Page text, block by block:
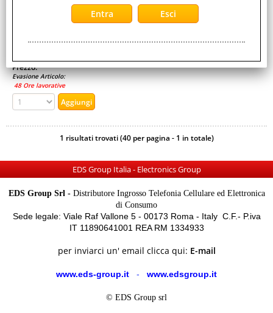
In Win Saturn ASN140. Tipo: Ventilatore, Diametro del
ventilatore: 14 cm, Velocità (minima) di rotazione: 500
Disponibilità:
Prezzo:
Evasione Articolo:
48 Ore lavorative
1 risultati trovati (40 per pagina - 1 in totale)
EDS Group Italia - Electronics Group
EDS Group Srl -Distributore Ingrosso Telefonia Cellulare ed Elettronica
di Consumo
Sede legale: Viale Raf Vallone 5 - 00173 Roma - Italy C.F.- P.iva
IT 11890641001 REA RM 1334933
per inviarci un' email clicca qui: E-mail
www.eds-group.it - www.edsgroup.it
© EDS Group srl